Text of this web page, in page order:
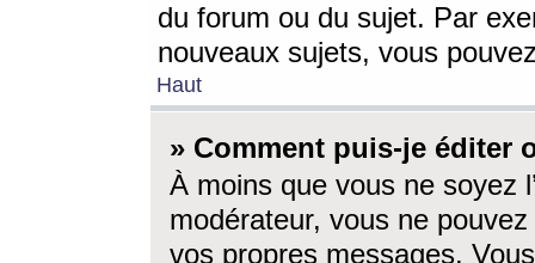
du forum ou du sujet. Par
nouveaux sujets, vous
Haut
» Comment puis-je éditer
À moins que vous ne soyez
modérateur, vous ne
vos propres messages.